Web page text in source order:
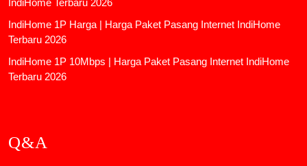
IndiHome Terbaru 2026
IndiHome 1P Harga | Harga Paket Pasang Internet IndiHome
Terbaru 2026
IndiHome 1P 10Mbps | Harga Paket Pasang Internet IndiHome
Terbaru 2026
Q&A